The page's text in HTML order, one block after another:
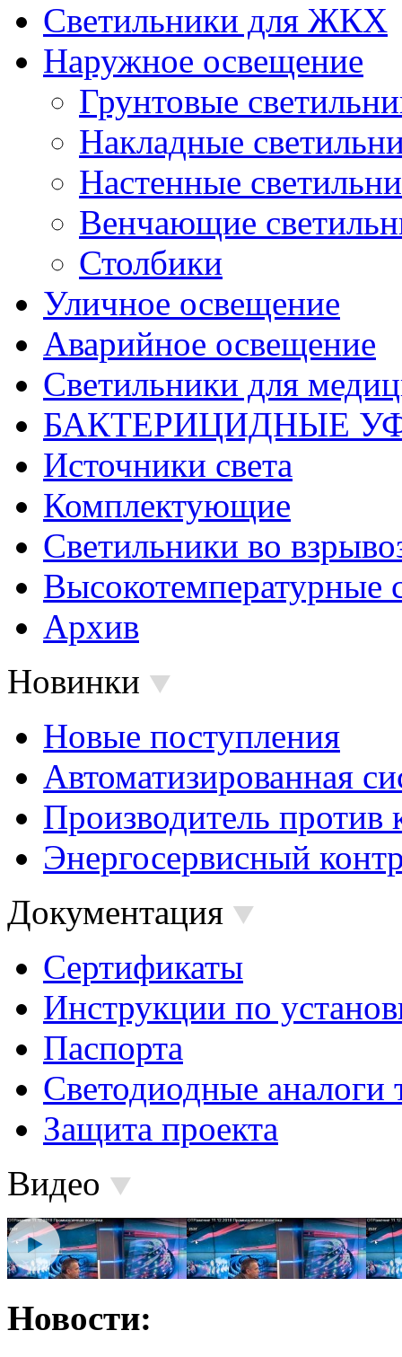
Светильники для ЖКХ
Наружное освещение
Грунтовые
Накладные
Настенные
Венчающие
Столбики
Уличное освещение
Аварийное освещение
Светильники для
БАКТЕРИЦИДНЫЕ
Источники света
Комплектующие
Светильники во
Высокотемпературные
Архив
Новинки
Новые поступления
Автоматизированная
Производитель против
Энергосервисный
Документация
Сертификаты
Инструкции по
Паспорта
Светодиодные аналоги
Защита проекта
Видео
Новости: